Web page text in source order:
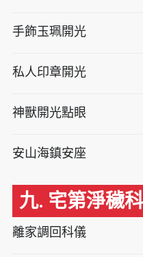
手飾玉珮開光
私人印章開光
神獸開光點眼
安山海鎮安座
九. 宅第淨穢
離家調回科儀